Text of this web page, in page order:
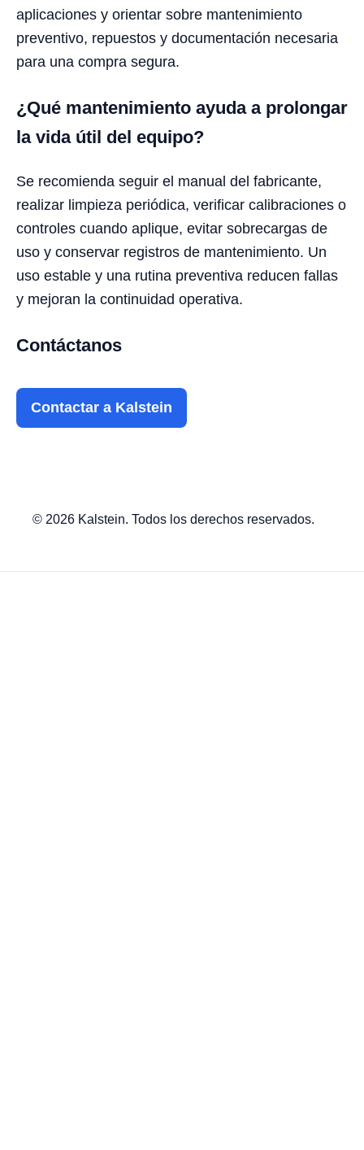
aplicaciones y orientar sobre mantenimiento
preventivo, repuestos y documentación necesaria
para una compra segura.
¿Qué mantenimiento ayuda a prolongar
la vida útil del equipo?
Se recomienda seguir el manual del fabricante,
realizar limpieza periódica, verificar calibraciones o
controles cuando aplique, evitar sobrecargas de
uso y conservar registros de mantenimiento. Un
uso estable y una rutina preventiva reducen fallas
y mejoran la continuidad operativa.
Contáctanos
Contactar a Kalstein
© 2026 Kalstein. Todos los derechos reservados.